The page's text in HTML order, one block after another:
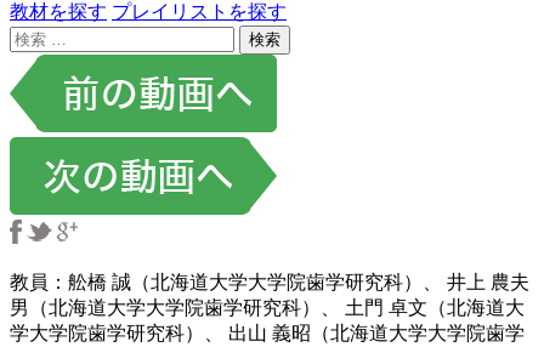
教材を探す プレイリストを探す
検
索:
教員：舩橋 誠（北海道大学大学院歯学研究科）、 井上 農夫
男（北海道大学大学院歯学研究科）、 土門 卓文（北海道大
学大学院歯学研究科）、 出山 義昭（北海道大学大学院歯学